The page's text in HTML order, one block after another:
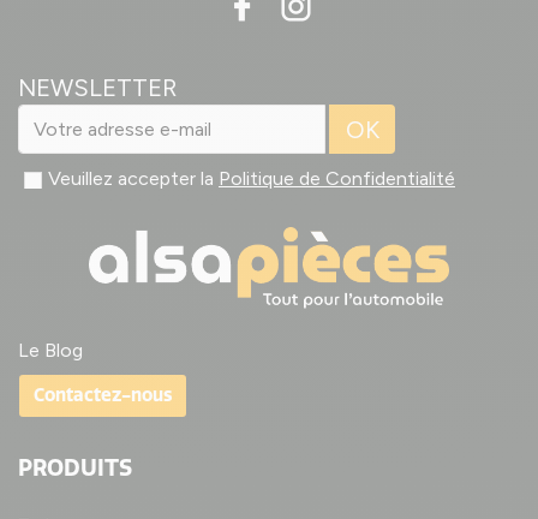
NEWSLETTER
OK
Veuillez accepter la Politique de Confidentialité
Le Blog
Contactez-nous
PRODUITS